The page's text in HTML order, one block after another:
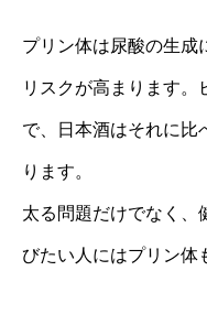
プリン体は尿酸の生成
リスクが高まります。
で、日本酒はそれに比
ります。
太る問題だけでなく、
びたい人にはプリン体